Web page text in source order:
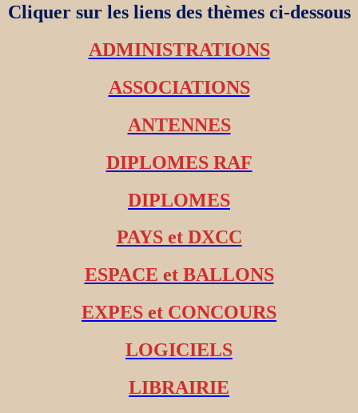
Cliquer sur les liens des thèmes ci-dessous
ADMINISTRATIONS
ASSOCIATIONS
ANTENNES
DIPLOMES RAF
DIPLOMES
PAYS et DXCC
ESPACE et BALLONS
EXPES et CONCOURS
LOGICIELS
LIBRAIRIE